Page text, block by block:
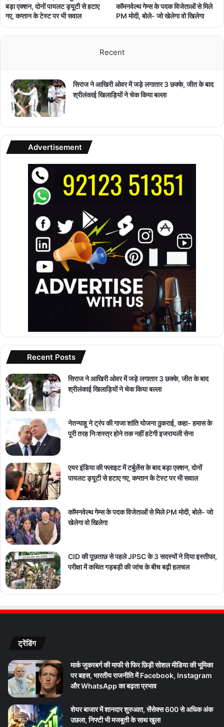
बड़ा एक्शन, दोनों पायलट ड्यूटी से हटाए
गए, कप्तान के टेस्ट पर भी सवाल
कॉमनवेल्थ गेम्स के पदक विजेताओं से मिले
PM मोदी, बोले- जो खेलेगा वो खिलेगा
Recent
सिराज ने आखिरी ओवर में जड़े लगातार 3 छक्के, जीत के बाद
श्रीलंकाई खिलाड़ियों ने चेक किया बल्ला
Advertisement
Recent Posts
सिराज ने आखिरी ओवर में जड़े लगातार 3 छक्के, जीत के बाद
श्रीलंकाई खिलाड़ियों ने चेक किया बल्ला
नेतन्याहू ने ट्रंप की गाजा शांति योजना ठुकराई, कहा- हमास के
पूरी तरह निःशस्त्र होने तक नहीं हटेगी इजरायली सेना
एयर इंडिया की फ्लाइट में टर्बुलेंस के बाद बड़ा एक्शन, दोनों
पायलट ड्यूटी से हटाए गए, कप्तान के टेस्ट पर भी सवाल
कॉमनवेल्थ गेम्स के पदक विजेताओं से मिले PM मोदी, बोले- जो
खेलेगा वो खिलेगा
CID की पूछताछ से पहले JPSC के 3 सदस्यों ने दिया इस्तीफा,
परीक्षा में कथित गड़बड़ी की जांच के बीच बढ़ी हलचल
ट्रेंडिंग
मार्क जुकरबर्ग की माफी से फिर छिड़ी सोशल मीडिया की भूमिका
पर बहस, भारतीय राजनीति में Facebook, Instagram
और WhatsApp का बढ़ता प्रभाव
शेयर बाजार में शानदार शुरुआत, सेंसेक्स 600 से अधिक अंक
उछला, निफ्टी भी मजबूती के साथ खुला